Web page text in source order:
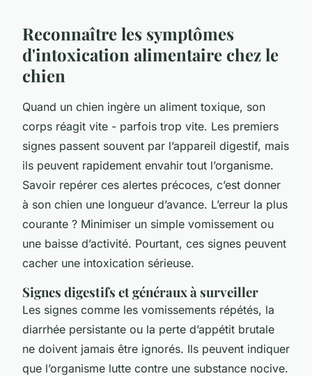
Reconnaître les symptômes
d'intoxication alimentaire chez le
chien
Quand un chien ingère un aliment toxique, son
corps réagit vite - parfois trop vite. Les premiers
signes passent souvent par l’appareil digestif, mais
ils peuvent rapidement envahir tout l’organisme.
Savoir repérer ces alertes précoces, c’est donner
à son chien une longueur d’avance. L’erreur la plus
courante ? Minimiser un simple vomissement ou
une baisse d’activité. Pourtant, ces signes peuvent
cacher une intoxication sérieuse.
Signes digestifs et généraux à surveiller
Les signes comme les vomissements répétés, la
diarrhée persistante ou la perte d’appétit brutale
ne doivent jamais être ignorés. Ils peuvent indiquer
que l’organisme lutte contre une substance nocive.